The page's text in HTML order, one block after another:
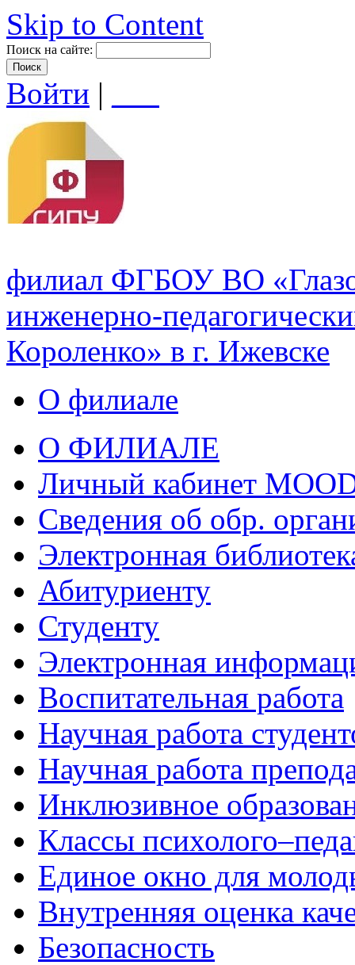
Skip to Content
Поиск на сайте:
Войти |
филиал ФГБОУ ВО
инженерно-
Короленко» в г. Ижевске
О филиале
О ФИЛИАЛЕ
Личный кабинет
Сведения об обр.
Электронная
Абитуриенту
Студенту
Электронная
Воспитательная работа
Научная работа
Научная работа
Инклюзивное
Классы
Единое окно для
Внутренняя оценка
Безопасность